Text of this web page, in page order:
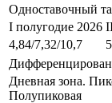
Одноставочный
I полугодие 2026
4,84/7,32/10,7
Дневная зона.
Полупиковая